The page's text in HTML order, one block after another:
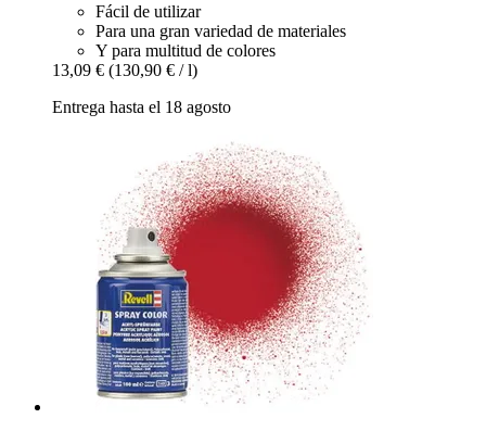
Fácil de utilizar
Para una gran variedad de materiales
Y para multitud de colores
13,09 € (130,90 € / l)
Entrega hasta el 18 agosto